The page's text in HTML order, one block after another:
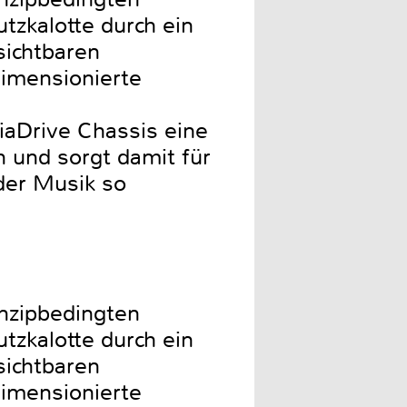
durch ein
Chassis eine
und sorgt damit für
Musik so
durch ein